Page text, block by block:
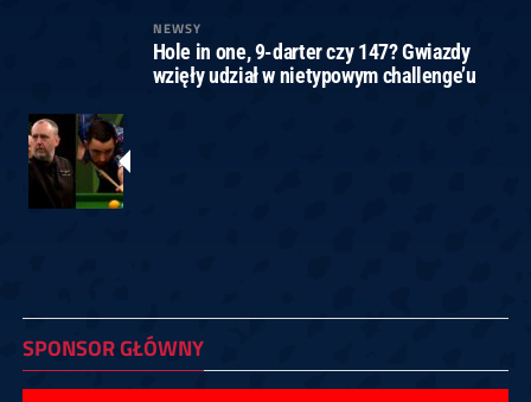
NEWSY
Hole in one, 9-darter czy 147? Gwiazdy
wzięły udział w nietypowym challenge’u
SPONSOR GŁÓWNY